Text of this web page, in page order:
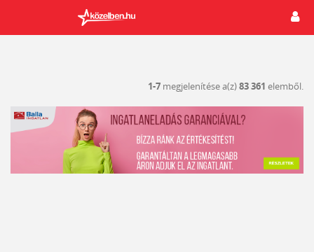
1-7 megjelenítése a(z)83 361 elemből.